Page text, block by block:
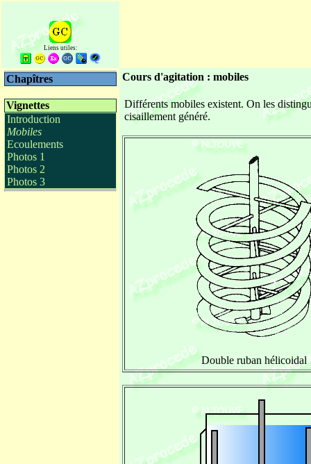
Liens utiles:
Chapîtres
Vignettes
Introduction
Mobiles
Ecoulements
Photos 1
Photos 2
Photos 3
Cours d'agitation : mobiles
Différents mobiles existent. On les
cisaillement généré.
Double ruban hélicoidal